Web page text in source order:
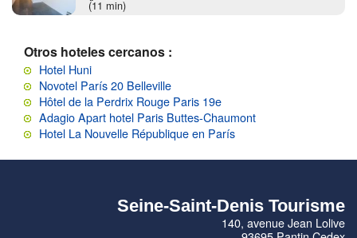
(11 min)
Otros hoteles cercanos :
Hotel Huni
Novotel París 20 Belleville
Hôtel de la Perdrix Rouge Paris 19e
Adagio Apart hotel Paris Buttes-Chaumont
Hotel La Nouvelle République en París
Seine-Saint-Denis Tourisme
140, avenue Jean Lolive